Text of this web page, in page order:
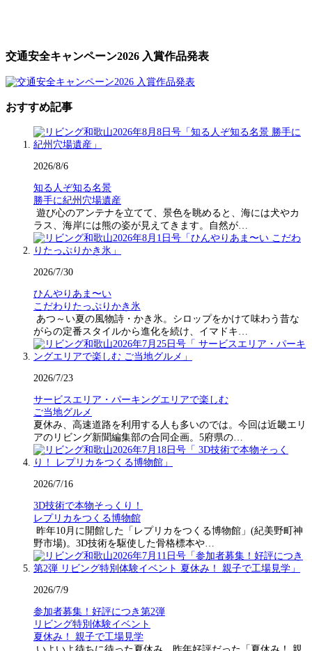
交通安全キャンペーン2026 入賞作品発表
おすすめ記事
2026/8/6
知る人ぞ知る名景
勝手に紀州穴場遺産
遊び心のアンテナを立てて、景色を眺めると、海には犬やカ
ラス、海岸には熊の姿が見えてきます。自然が…
2026/7/30
ひんやりあま〜い
こだわりたっぷりかき氷
あつ～い夏の風物詩・かき氷。シロップをかけて味わう昔な
がらの定番スタイルから進化を続け、イマドキ…
2026/7/23
サービスエリア・パーキングエリアで楽しむ
ご当地グルメ
夏休み、高速道路を利用する人も多いのでは。今回は近畿エリ
アのリビング新聞編集部の合同企画。5府県の…
2026/7/16
3D技術で本物そっくり！
レプリカをつくる博物館
昨年10月に開館した「レプリカをつくる博物館」(紀美野町神
野市場)。3D技術を駆使した骨格標本や…
2026/7/9
参加者募集！好評につき第2弾
リビング特別体験イベント
夏休み！ 親子で工場見学